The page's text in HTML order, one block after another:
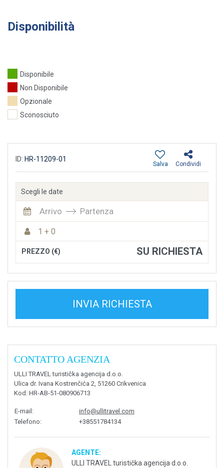
Disponibilità
Disponibile
Non Disponibile
Opzionale
Sconosciuto
ID: HR-11209-01
Condividi
Salva
Scegli le date
Arrivo Partenza
1 + 0
PREZZO (€) SU RICHIESTA
INVIA RICHIESTA
CONTATTO AGENZIA
ULLI TRAVEL turistička agencija d.o.o.
Ulica dr. Ivana Kostrenčića 2, 51260 Crikvenica
Kod : HR-AB-51-080906713
E-mail :
info@ullitravel.com
Telefono: +38551784134
AGENTE:
ULLI TRAVEL turistička agencija d.o.o.